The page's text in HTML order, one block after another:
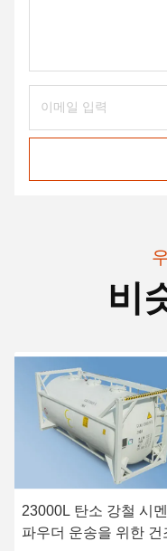
비
23000L 탄소 강철 시
파우더 운송을 위한 건